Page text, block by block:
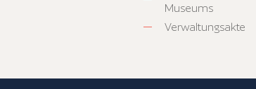
Museums
Verwaltungsakte